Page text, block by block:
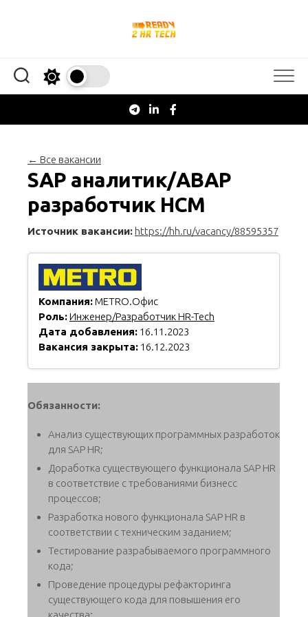
← Все вакансии
SAP аналитик/ABAP
разработчик HCM
Источник вакансии: https://hh.ru/vacancy/88595357
Компания:METRO.Офис
Роль:Инженер/Разработчик HR-Tech
Дата добавления: 16.11.2023
Вакансия закрыта: 16.12.2023
Обязанности:
Анализ существующих программных разработок
для SAP HR;
Доработка существующего функционала SAP HR
в соответствие с требованиями бизнесс
процессов;
Разработка нового функционала SAP HR в
соответствии с техническим заданием;
Тестирование разрабываемого программного
кода;
Проведение процедуры рефакторинга
существующего кода для повышения его